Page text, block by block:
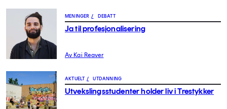
MENINGER / DEBATT
Ja til profesjonalisering
Av Kai Reaver
AKTUELT / UTDANNING
Utvekslingsstudenter holder liv i Trestykker